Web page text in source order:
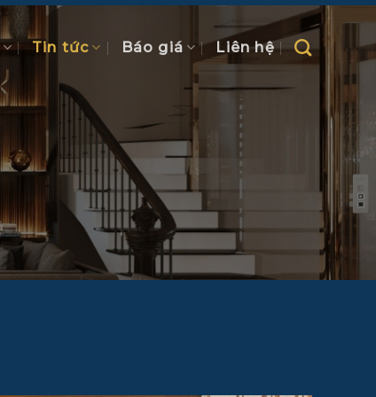
Tin tức Báo giá Liên hệ